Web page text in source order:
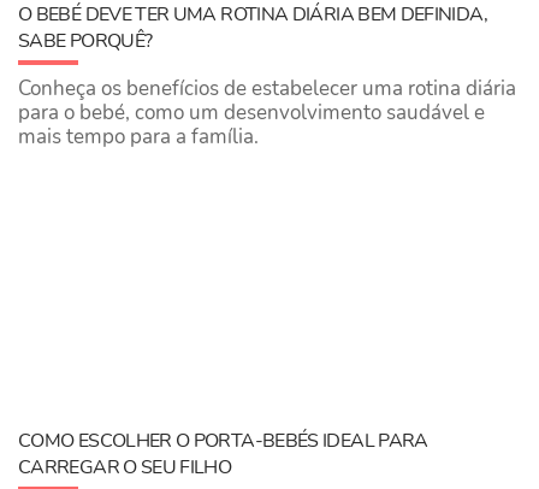
O BEBÉ DEVE TER UMA ROTINA DIÁRIA BEM DEFINIDA,
SABE PORQUÊ?
Conheça os benefícios de estabelecer uma rotina diária
para o bebé, como um desenvolvimento saudável e
mais tempo para a família.
COMO ESCOLHER O PORTA-BEBÉS IDEAL PARA
CARREGAR O SEU FILHO